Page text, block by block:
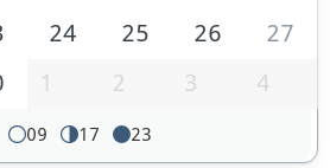
24 25 26
27
1 2 3 4
09 17 23